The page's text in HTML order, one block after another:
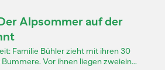
Alpsommer auf der
Familie Bühler zieht mit ihren 30
Vor ihnen liegen zweiein...